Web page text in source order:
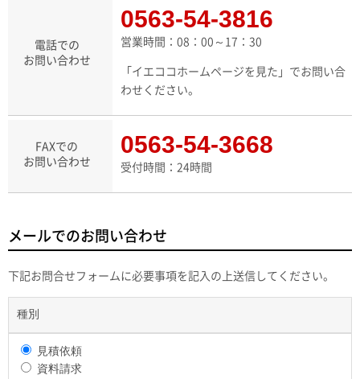
電話での
お問い合わせ
0563-54-3816
営業時間：08：00～17：30
「イエココホームページを見た」 でお問い合
わせください。
FAXでの
お問い合わせ
0563-54-3668
受付時間：24時間
メールでのお問い合わせ
下記お問合せフォームに必要事項を記入の上送信してください。
種別
見積依頼
資料請求